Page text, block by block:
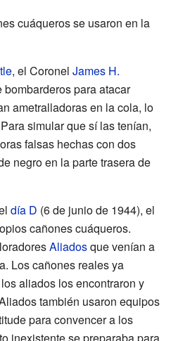
cuáqueros se usaron en la
, el Coronel James H.
bombarderos para atacar
ametralladoras en la cola, lo
simular que sí las tenían,
falsas hechas con dos
negro en la parte trasera de
día D (6 de junio de 1944), el
cañones cuáqueros.
Aliadosque venían a
Los cañones reales ya
aliados los encontraron y
también usaron equipos
para convencer a los
inexistente se preparaba para